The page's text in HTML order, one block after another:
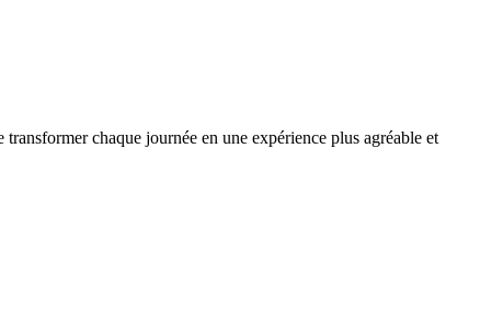
chaque journée en une expérience plus agréable et